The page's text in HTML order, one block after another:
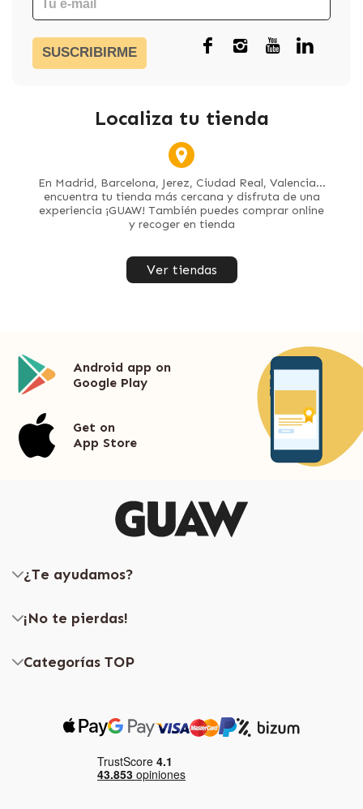
SUSCRIBIRME
Localiza tu tienda
En Madrid, Barcelona, Jerez, Ciudad Real, Valencia...
encuentra tu tienda más cercana y disfruta de una
experiencia ¡GUAW! También puedes comprar online
y recoger en tienda
Ver tiendas
Android app on
Google Play
Get on
App Store
¿Te ayudamos?
¡No te pierdas!
Categorías TOP